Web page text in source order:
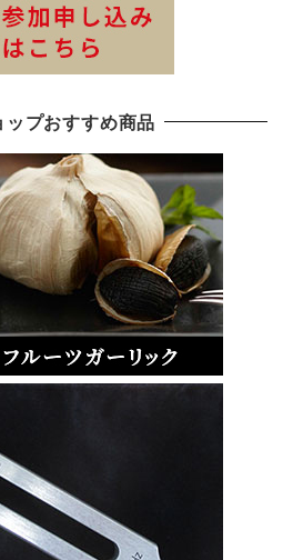
プおすすめ商品